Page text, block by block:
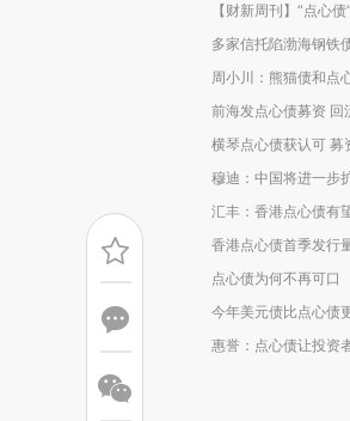
【财新周刊】“点心
多家信托陷渤海钢铁
周小川：熊猫债和点
前海发点心债募资 回
横琴点心债获认可 募
穆迪：中国将进一步
汇丰：香港点心债有
香港点心债首季发行
点心债为何不再可口
今年美元债比点心债
惠誉：点心债让投资